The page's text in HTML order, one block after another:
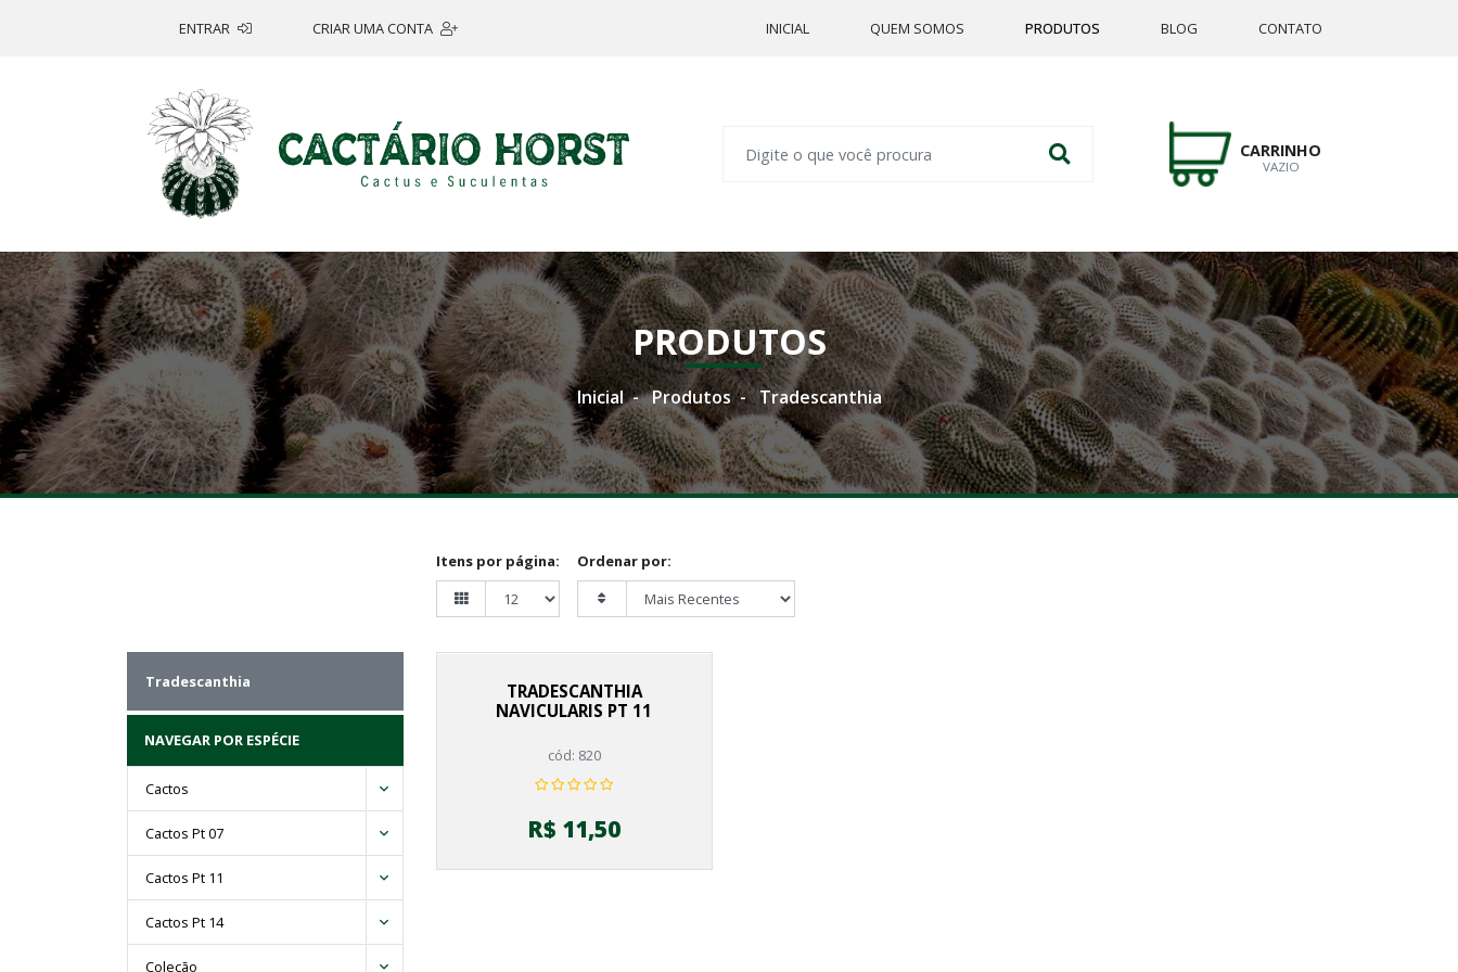
ENTRAR CRIAR UMA CONTA INICIAL QUEM SOMOS PRODUTOS BLOG CONTATO
CARRINHO
VAZIO
PRODUTOS
Inicial Produtos Tradescanthia
Itens por página: Ordenar por:
Tradescanthia
NAVEGAR POR ESPÉCIE
Cactos
Cactos Pt 07
Cactos Pt 11
Cactos Pt 14
Coleção
TRADESCANTHIA
NAVICULARIS PT 11
cód: 820
R$ 11,50